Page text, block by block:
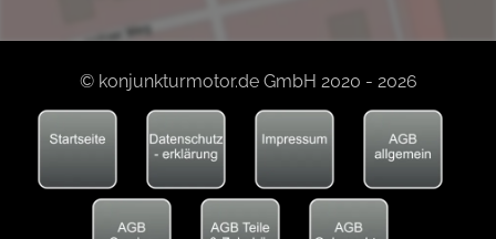
© konjunkturmotor.de GmbH 2020 - 2026